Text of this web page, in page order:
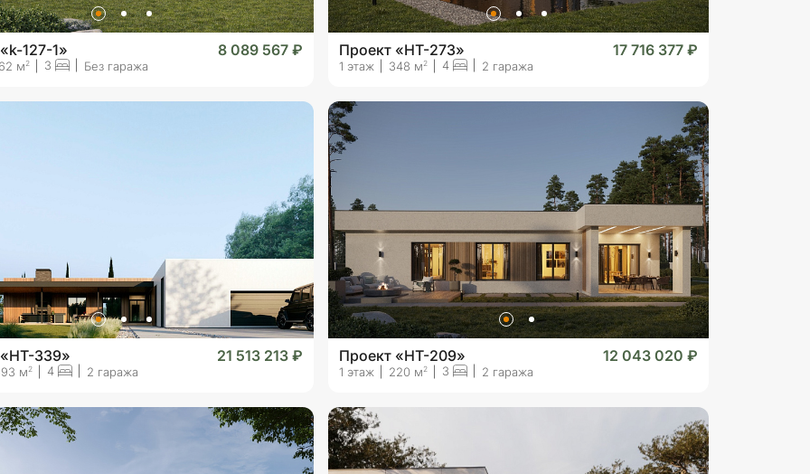
127-1» 8 089 567 ₽
м2 3 Без гаража
Проект «HT-273» 17 716 377 ₽
1 этаж 348 м2 4 2 гаража
339» 21 513 213 ₽
м2 4 2 гаража
Проект «HT-209» 12 043 020 ₽
1 этаж 220 м2 3 2 гаража